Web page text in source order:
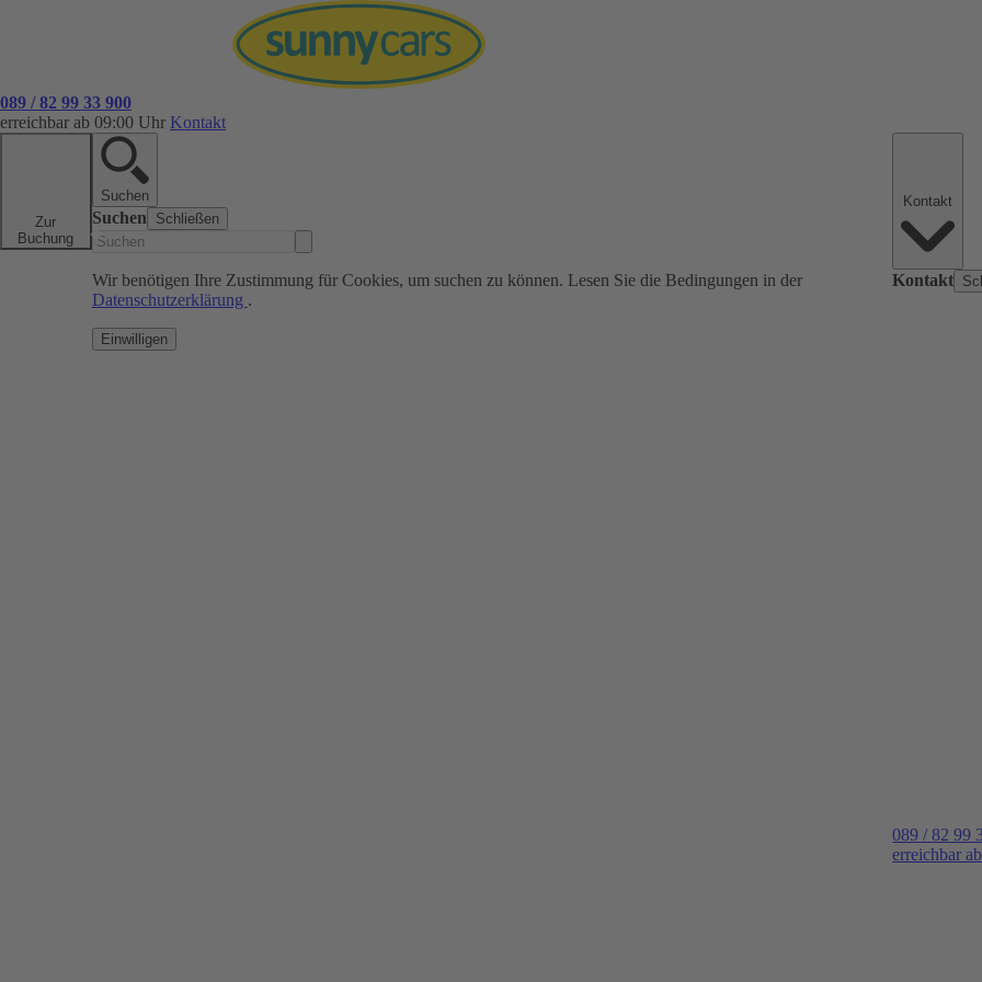
089 / 82 99 33 900
erreichbar ab 09:00 Uhr Kontakt
Zur
Buchung
Suchen
Suchen Schließen
Wir benötigen Ihre Zustimmung für Cookies, um suchen zu können. Lesen Sie die Bedingungen in der
Datenschutzerklärung .
Einwilligen
Kontakt
089 / 82 99
erreichbar